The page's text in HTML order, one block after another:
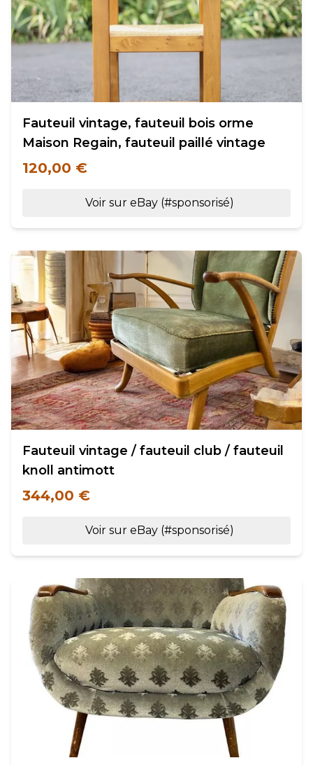
Fauteuil vintage, fauteuil bois orme
Maison Regain, fauteuil paillé vintage
120,00 €
Voir sur eBay (#sponsorisé)
Fauteuil vintage / fauteuil club / fauteuil
knoll antimott
344,00 €
Voir sur eBay (#sponsorisé)